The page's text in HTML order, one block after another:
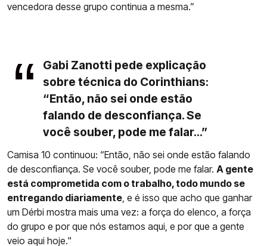
vencedora desse grupo continua a mesma.”
Gabi Zanotti pede explicação
sobre técnica do Corinthians:
“Então, não sei onde estão
falando de desconfiança. Se
você souber, pode me falar...”
Camisa 10 continuou: “Então, não sei onde estão falando
de desconfiança. Se você souber, pode me falar. A gente
está comprometida com o trabalho, todo mundo se
entregando diariamente, e é isso que acho que ganhar
um Dérbi mostra mais uma vez: a força do elenco, a força
do grupo e por que nós estamos aqui, e por que a gente
veio aqui hoje."